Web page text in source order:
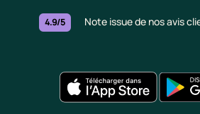
4.9/5 Note issue de nos avis